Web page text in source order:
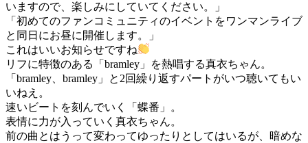
いますので、楽しみにしていてください。」
「初めてのファンコミュニティのイベントをワンマンライブ
と同日にお昼に開催します。」
これはいいお知らせですね
リフに特徴のある「bramley」を熱唱する真衣ちゃん。
「bramley、bramley」と2回繰り返すパートがいつ聴いてもい
いねえ。
速いビートを刻んでいく「蝶番」。
表情に力が入っていく真衣ちゃん。
前の曲とはうって変わってゆったりとしてはいるが、暗めな